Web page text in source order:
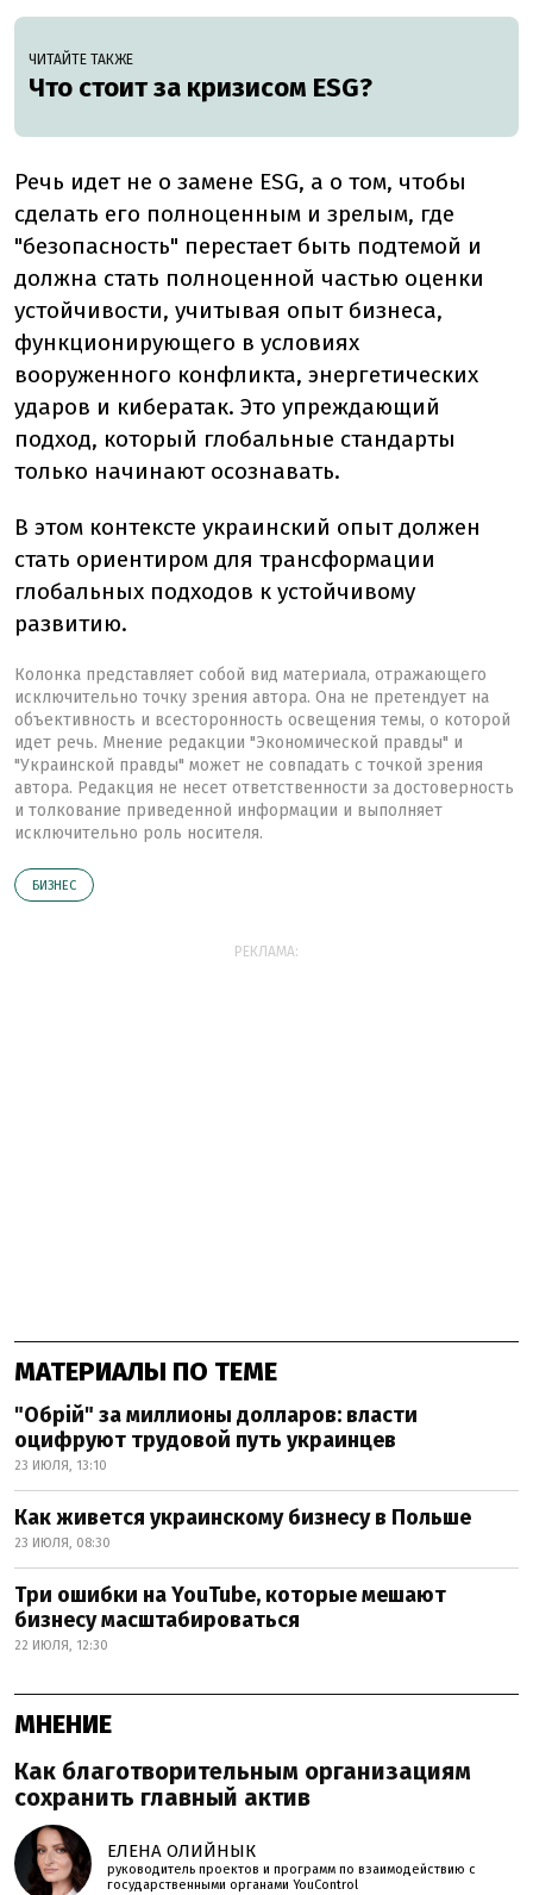
ЧИТАЙТЕ ТАКЖЕ
Что стоит за кризисом ESG?
Речь идет не о замене ESG, а о том, чтобы
сделать его полноценным и зрелым, где
"безопасность" перестает быть подтемой и
должна стать полноценной частью оценки
устойчивости, учитывая опыт бизнеса,
функционирующего в условиях
вооруженного конфликта, энергетических
ударов и кибератак. Это упреждающий
подход, который глобальные стандарты
только начинают осознавать.
В этом контексте украинский опыт должен
стать ориентиром для трансформации
глобальных подходов к устойчивому
развитию.
Колонка представляет собой вид материала, отражающего
исключительно точку зрения автора. Она не претендует на
объективность и всесторонность освещения темы, о которой
идет речь. Мнение редакции "Экономической правды" и
"Украинской правды" может не совпадать с точкой зрения
автора. Редакция не несет ответственности за достоверность
и толкование приведенной информации и выполняет
исключительно роль носителя.
БИЗНЕС
РЕКЛАМА:
МАТЕРИАЛЫ ПО ТЕМЕ
"Обрій" за миллионы долларов: власти
оцифруют трудовой путь украинцев
23 ИЮЛЯ, 13:10
Как живется украинскому бизнесу в Польше
23 ИЮЛЯ, 08:30
Три ошибки на YouTube, которые мешают
бизнесу масштабироваться
22 ИЮЛЯ, 12:30
МНЕНИЕ
Как благотворительным организациям
сохранить главный актив
ЕЛЕНА ОЛИЙНЫК
руководитель проектов и программ по взаимодействию с
государственными органами YouControl